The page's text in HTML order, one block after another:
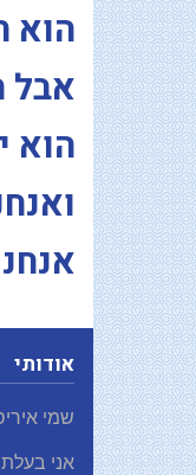
הוא
אבל
הוא
אודותי
שמי
אני